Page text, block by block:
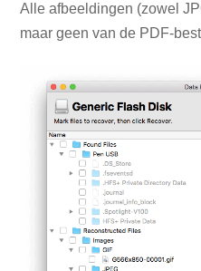
Alle afbeeldingen (zowel
maar geen van de PDF-